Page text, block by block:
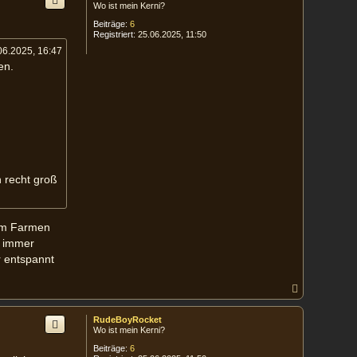
Wo ist mein Kerni?
Beiträge: 6
Registriert: 25.06.2025, 11:50
16:47
recht groß
Farmen
immer
entspannt
a
c
RudeBoyRocket
Wo ist mein Kerni?
Beiträge: 6